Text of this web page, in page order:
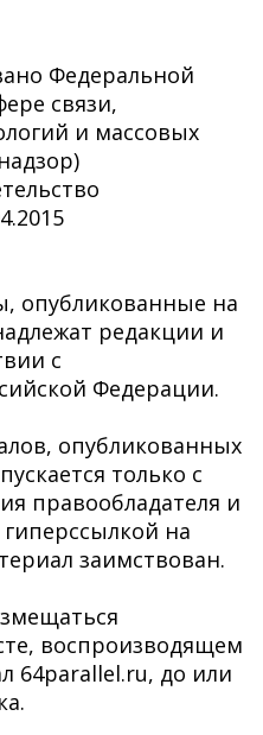
Федеральной
связи,
и массовых
опубликованные на
редакции и
с
Федерации.
опубликованных
только с
правообладателя и
на
заимствован.
воспроизводящем
64parallel.ru, до или